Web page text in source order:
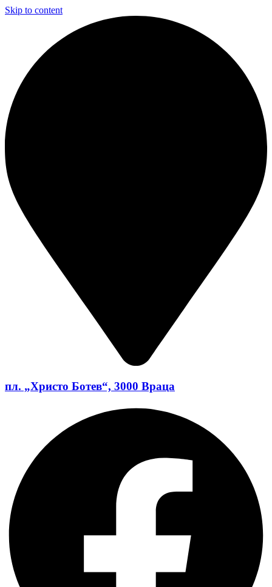
Skip to content
пл. „Христо Ботев“, 3000 Враца